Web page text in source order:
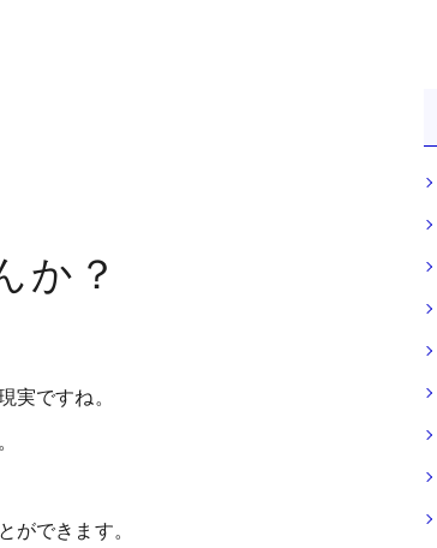
か？
ですね。
できます。